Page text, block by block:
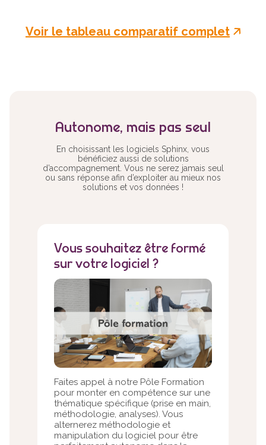
Voir le tableau comparatif complet 🡥
Autonome, mais pas seul
En choisissant les logiciels Sphinx, vous
bénéficiez aussi de solutions
d’accompagnement. Vous ne serez jamais seul
ou sans réponse afin d’exploiter au mieux nos
solutions et vos données !
Vous souhaitez être formé
sur votre logiciel ?
Faites appel à notre Pôle Formation
pour monter en compétence sur une
thématique spécifique (prise en main,
méthodologie, analyses). Vous
alternerez méthodologie et
manipulation du logiciel pour être